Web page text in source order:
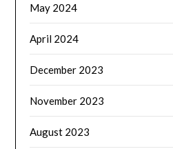
May 2024
April 2024
December 2023
November 2023
August 2023